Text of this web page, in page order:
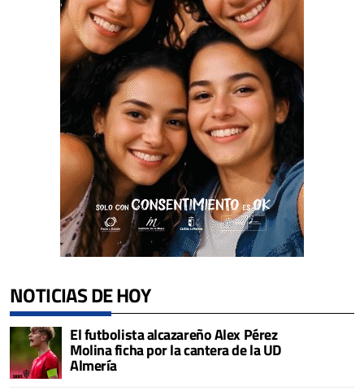
NOTICIAS DE HOY
El futbolista alcazareño Alex Pérez
Molina ficha por la cantera de la UD
Almería